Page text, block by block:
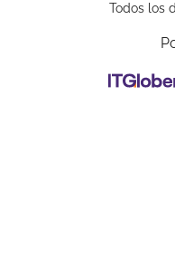
Todos los